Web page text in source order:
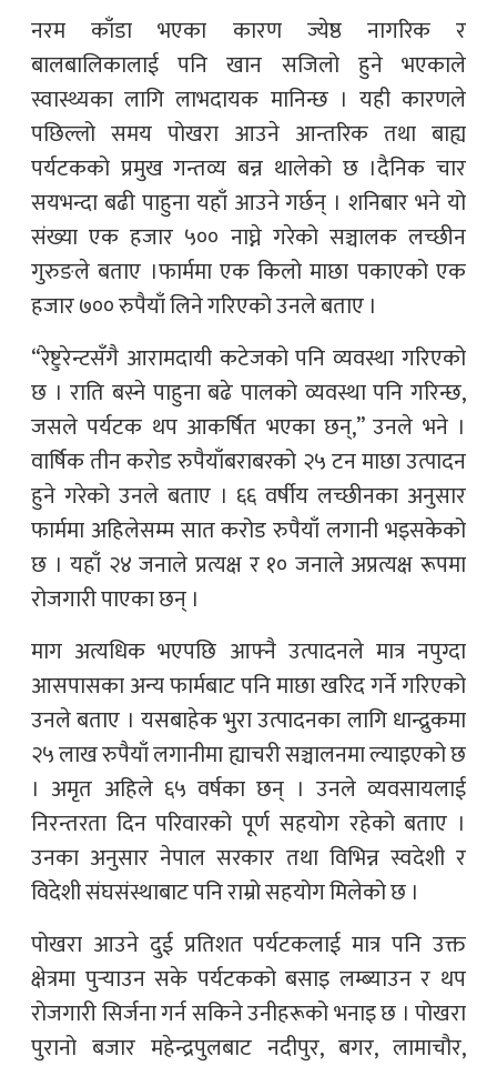
नरम काँडा भएका कारण ज्येष्ठ नागरिक र
बालबालिकालाई पनि खान सजिलो हुने भएकाले
स्वास्थ्यका लागि लाभदायक मानिन्छ । यही कारणले
पछिल्लो समय पोखरा आउने आन्तरिक तथा बाह्य
पर्यटकको प्रमुख गन्तव्य बन्न थालेको छ ।दैनिक चार
सयभन्दा बढी पाहुना यहाँ आउने गर्छन् । शनिबार भने यो
संख्या एक हजार ५०० नाघ्ने गरेको सञ्चालक लच्छीन
गुरुङले बताए ।फार्ममा एक किलो माछा पकाएको एक
हजार ७०० रुपैयाँ लिने गरिएको उनले बताए ।
“रेष्टुरेन्टसँगै आरामदायी कटेजको पनि व्यवस्था गरिएको
छ । राति बस्ने पाहुना बढे पालको व्यवस्था पनि गरिन्छ,
जसले पर्यटक थप आकर्षित भएका छन्,” उनले भने ।
वार्षिक तीन करोड रुपैयाँबराबरको २५ टन माछा उत्पादन
हुने गरेको उनले बताए । ६६ वर्षीय लच्छीनका अनुसार
फार्ममा अहिलेसम्म सात करोड रुपैयाँ लगानी भइसकेको
छ । यहाँ २४ जनाले प्रत्यक्ष र १० जनाले अप्रत्यक्ष रूपमा
रोजगारी पाएका छन् ।
माग अत्यधिक भएपछि आफ्नै उत्पादनले मात्र नपुग्दा
आसपासका अन्य फार्मबाट पनि माछा खरिद गर्ने गरिएको
उनले बताए । यसबाहेक भुरा उत्पादनका लागि धान्द्रुकमा
२५ लाख रुपैयाँ लगानीमा ह्याचरी सञ्चालनमा ल्याइएको छ
। अमृत अहिले ६५ वर्षका छन् । उनले व्यवसायलाई
निरन्तरता दिन परिवारको पूर्ण सहयोग रहेको बताए ।
उनका अनुसार नेपाल सरकार तथा विभिन्न स्वदेशी र
विदेशी संघसंस्थाबाट पनि राम्रो सहयोग मिलेको छ ।
पोखरा आउने दुई प्रतिशत पर्यटकलाई मात्र पनि उक्त
क्षेत्रमा पुर्‍याउन सके पर्यटकको बसाइ लम्ब्याउन र थप
रोजगारी सिर्जना गर्न सकिने उनीहरूको भनाइ छ । पोखरा
पुरानो बजार महेन्द्रपुलबाट नदीपुर, बगर, लामाचौर,